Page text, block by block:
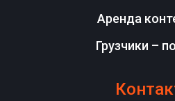
Аренда
Грузчики –